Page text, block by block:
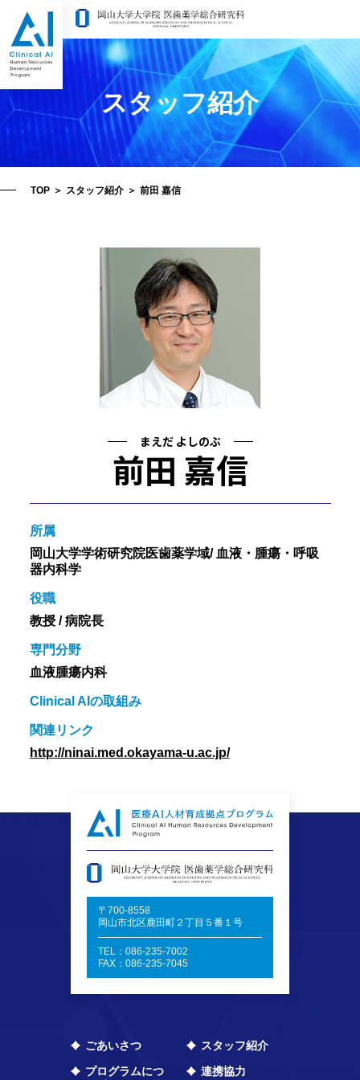
スタッフ紹介
TOP ＞ スタッフ紹介 ＞ 前田 嘉信
前田 嘉信
まえだ よしのぶ
所属
岡山大学学術研究院医歯薬学域/ 血液・腫瘍・呼吸
器内科学
役職
教授 / 病院長
専門分野
血液腫瘍内科
Clinical AIの取組み
関連リンク
http://ninai.med.okayama-u.ac.jp/
〒700-8558
岡山市北区鹿田町２丁目５番１号
TEL：086-235-7002
FAX：086-235-7045
ごあいさつ
プログラムにつ
スタッフ紹介
連携協力